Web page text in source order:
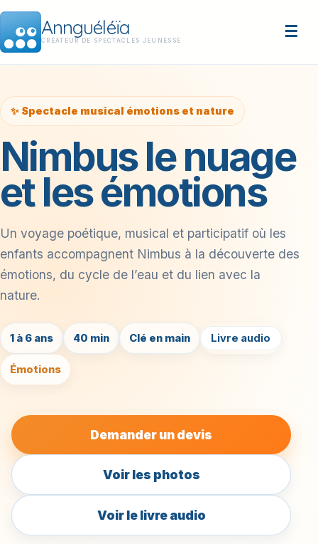
Annguéléïa
CRÉATEUR DE SPECTACLES JEUNESSE ☰
✨ Spectacle musical émotions et nature
Nimbus le nuage
et les émotions
Un voyage poétique, musical et participatif où les
enfants accompagnent Nimbus à la découverte des
émotions, du cycle de l’eau et du lien avec la
nature.
1 à 6 ans 40 min Clé en main Livre audio
Émotions
Demander un devis
Voir les photos
Voir le livre audio